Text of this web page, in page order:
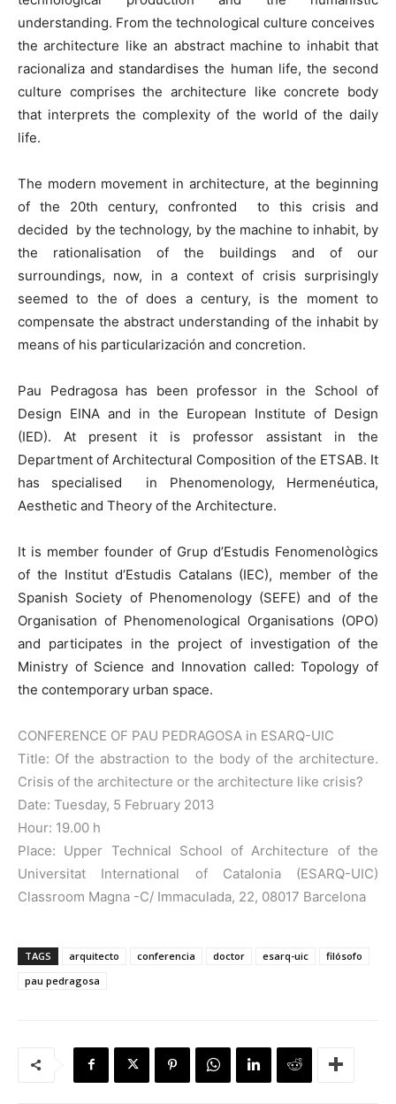
understanding. From the technological culture conceives
the architecture like an abstract machine to inhabit that
racionaliza and standardises the human life, the second
culture comprises the architecture like concrete body
that interprets the complexity of the world of the daily
life.
The modern movement in architecture, at the beginning
of the 20th century, confronted to this crisis and
decided by the technology, by the machine to inhabit, by
the rationalisation of the buildings and of our
surroundings, now, in a context of crisis surprisingly
seemed to the of does a century, is the moment to
compensate the abstract understanding of the inhabit by
means of his particularización and concretion.
Pau Pedragosa has been professor in the School of
Design EINA and in the European Institute of Design
(IED). At present it is professor assistant in the
Department of Architectural Composition of the ETSAB. It
has specialised in Phenomenology, Hermenéutica,
Aesthetic and Theory of the Architecture.
It is member founder of Grup d’Estudis Fenomenològics
of the Institut d’Estudis Catalans (IEC), member of the
Spanish Society of Phenomenology (SEFE) and of the
Organisation of Phenomenological Organisations (OPO)
and participates in the project of investigation of the
Ministry of Science and Innovation called: Topology of
the contemporary urban space.
CONFERENCE OF PAU PEDRAGOSA in ESARQ-UIC
Title: Of the abstraction to the body of the architecture.
Crisis of the architecture or the architecture like crisis?
Date: Tuesday, 5 February 2013
Hour: 19.00 h
Place: Upper Technical School of Architecture of the
Universitat International of Catalonia (ESARQ-UIC)
Classroom Magna -C/ Immaculada, 22, 08017 Barcelona
TAGS arquitecto conferencia doctor esarq-uic
filósofo
pau pedragosa